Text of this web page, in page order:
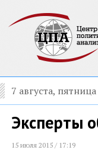
7 августа, пятница
Эксперты
15 июля 2015 / 17:19